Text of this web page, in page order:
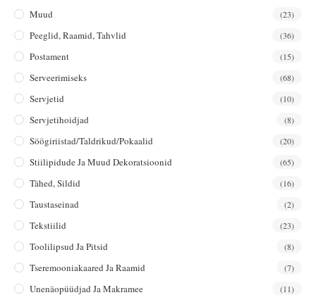
Muud (23)
Peeglid, Raamid, Tahvlid (36)
Postament (15)
Serveerimiseks (68)
Servjetid (10)
Servjetihoidjad (8)
Söögiriistad/taldrikud/pokaalid (20)
Stiilipidude Ja Muud Dekoratsioonid (65)
Tähed, Sildid (16)
Taustaseinad (2)
Tekstiilid (23)
Toolilipsud Ja Pitsid (8)
Tseremooniakaared Ja Raamid (7)
Unenäopüüdjad Ja Makramee (11)